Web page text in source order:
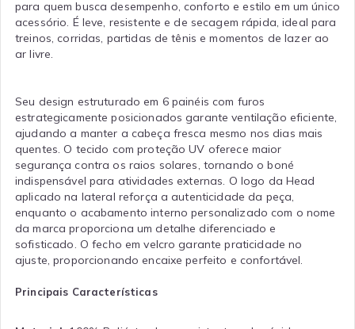
para quem busca desempenho, conforto e estilo em um único
acessório. É leve, resistente e de secagem rápida, ideal para
treinos, corridas, partidas de tênis e momentos de lazer ao
ar livre.
Seu design estruturado em 6 painéis com furos
estrategicamente posicionados garante ventilação eficiente,
ajudando a manter a cabeça fresca mesmo nos dias mais
quentes. O tecido com proteção UV oferece maior
segurança contra os raios solares, tornando o boné
indispensável para atividades externas. O logo da Head
aplicado na lateral reforça a autenticidade da peça,
enquanto o acabamento interno personalizado com o nome
da marca proporciona um detalhe diferenciado e
sofisticado. O fecho em velcro garante praticidade no
ajuste, proporcionando encaixe perfeito e confortável.
Principais Características